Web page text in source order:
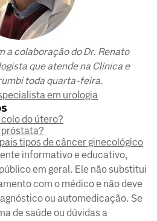
a colaboração do Dr. Renato
que atende na Clínica e
toda quarta-feira.
em urologia
do útero?
próstata?
tipos de câncer ginecológico
informativo e educativo,
em geral. Ele não substitui
com o médico e não deve
ou automedicação. Se
de saúde ou dúvidas a